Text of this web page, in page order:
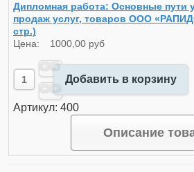
Дипломная работа: Основные пути
продаж услуг, товаров ООО
стр.)
Цена: 1000,00 руб
Добавить в корзину
Артикул: 400
Описание